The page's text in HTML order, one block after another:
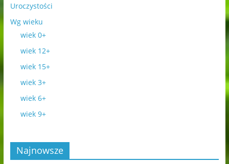
Uroczystości
Wg wieku
wiek 0+
wiek 12+
wiek 15+
wiek 3+
wiek 6+
wiek 9+
Najnowsze